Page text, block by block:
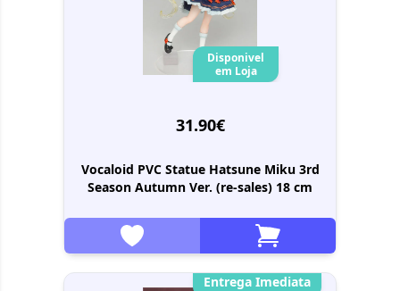
Disponivel
em Loja
31.90€
Vocaloid PVC Statue Hatsune Miku 3rd
Season Autumn Ver. (re-sales) 18 cm
Entrega Imediata